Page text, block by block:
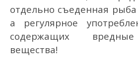
отдельно съеденная
а регулярное
содержащих
вещества!